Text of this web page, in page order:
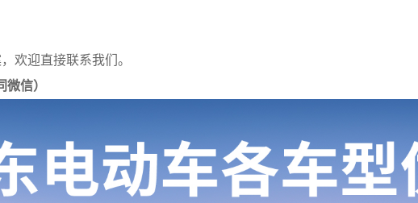
欢迎直接联系我们。
信）